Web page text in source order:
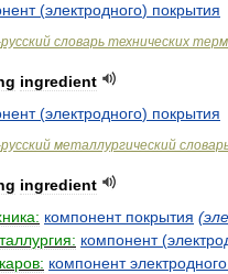
(электродного) покрытия
русский словарь технических
ingredient
(электродного) покрытия
русский металлургический
ingredient
компонент покрытия (
компонент(
компонент электродного